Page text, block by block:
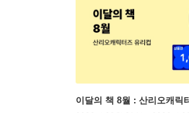
이달의 책 8월 : 산리오캐릭